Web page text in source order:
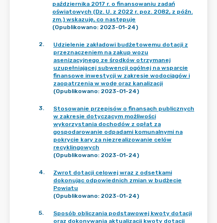
października 2017 r. o finansowaniu zadań
oświatowych (Dz. U. z 2022 r. poz. 2082, z późn.
zm.) wskazuję, co następuje
(Opublikowano: 2023-01-24)
2.
Udzielenie zakładowi budżetowemu dotacji z
przeznaczeniem na zakup wozu
asenizacyjnego ze środków otrzymanej
uzupełniającej subwencji ogólnej na wsparcie
finansowe inwestycji w zakresie wodociągów i
zaopatrzenia w wodę oraz kanalizacji
(Opublikowano: 2023-01-24)
3.
Stosowanie przepisów o finansach publicznych
w zakresie dotyczącym możliwości
wykorzystania dochodów z opłat za
gospodarowanie odpadami komunalnymi na
pokrycie kary za niezrealizowanie celów
recyklingowych
(Opublikowano: 2023-01-24)
4.
Zwrot dotacji celowej wraz z odsetkami
dokonując odpowiednich zmian w budżecie
Powiatu
(Opublikowano: 2023-01-24)
5.
Sposób obliczania podstawowej kwoty dotacji
oraz dokonywania aktualizacji kwoty dotacji